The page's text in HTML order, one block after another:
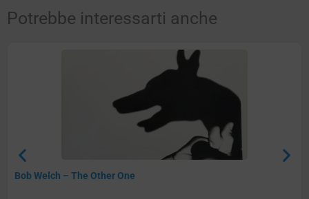
Potrebbe interessarti anche
Bob Welch – The Other One